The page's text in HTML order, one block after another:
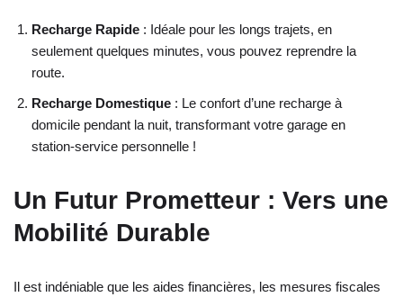
Recharge Rapide : Idéale pour les longs trajets, en
seulement quelques minutes, vous pouvez reprendre la
route.
Recharge Domestique : Le confort d’une recharge à
domicile pendant la nuit, transformant votre garage en
station-service personnelle !
Un Futur Prometteur : Vers une
Mobilité Durable
Il est indéniable que les aides financières, les mesures fiscales